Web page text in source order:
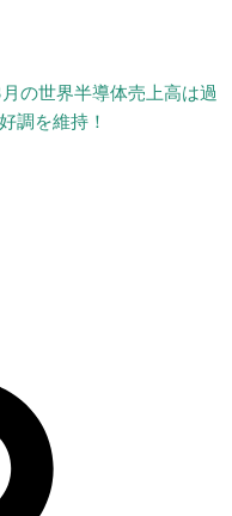
の世界半導体売上高は過
調を維持！